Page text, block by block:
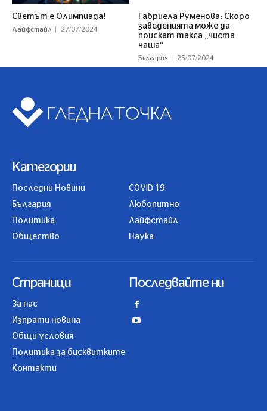
Светът е Олимпиада!
Лайфстайл 27/07/2024
Габриела Руменова: Скоро
заведенията може да
поискат такса „чиста
чаша“
България 25/07/2024
Категории
Последни Новини
България
Политика
Общество
COVID 19
Любопитно
Лайфстайл
Наука
Страници
За нас
Изпрати новина
Общи условия
Политика за бисквитките
Контакти
Последвайте ни